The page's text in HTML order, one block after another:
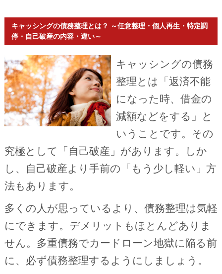
キャッシングの債務整理とは？ ～任意整理・個人再生・特定調
停・自己破産の内容・違い～
キャッシングの債務
整理とは「返済不能
になった時、借金の
減額などをする」と
いうことです。その
究極として「自己破産」があります。しか
し、自己破産より手前の「もう少し軽い」方
法もあります。
多くの人が思っているより、債務整理は気軽
にできます。デメリットもほとんどありま
せん。多重債務でカードローン地獄に陥る前
に、必ず債務整理するようにしましょう。